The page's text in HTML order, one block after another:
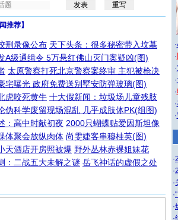
推荐】
刑录像公布 天下头条：很多秘密带入坟墓
A级通缉令 5万悬红佛山灭门案疑凶(图)
太原警察打死北京警察案终审 主犯被枪决
宅曝光 政府免费送别墅安防弹玻璃(图)
虎咬死黄牛 十大假新闻：垃圾场儿童残肢
伪科学废留现场混乱 几乎成肢体PK(组图)
：高中时献初夜 2000只蝴蝶贴爱因斯坦像
体聚会放纵肉体 尚雯婕客串穆桂英(图)
天酒店开房照被爆 野外丛林赤裸姐妹花
：二战五大未解之谜 岳飞神话的虚假之处
·
·
·
·
·
·
·
·
·
·
·
·
·